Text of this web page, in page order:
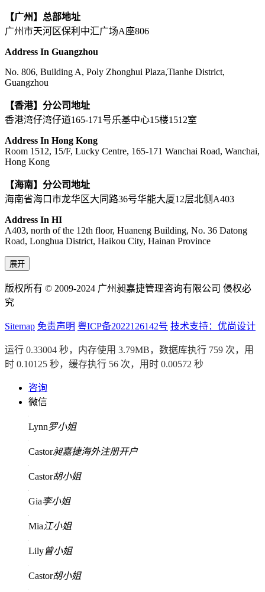
【广州】总部地址
广州市天河区保利中汇广场A座806
Address In Guangzhou
No. 806, Building A, Poly Zhonghui Plaza,Tianhe District,
Guangzhou
【香港】分公司地址
香港湾仔湾仔道165-171号乐基中心15楼1512室
Address In Hong Kong
Room 1512, 15/F, Lucky Centre, 165-171 Wanchai Road, Wanchai,
Hong Kong
【海南】分公司地址
海南省海口市龙华区大同路36号华能大厦12层北侧A403
Address In HI
A403, north of the 12th floor, Huaneng Building, No. 36 Datong
Road, Longhua District, Haikou City, Hainan Province
展开
版权所有 © 2009-2024 广州昶嘉捷管理咨询有限公司 侵权必
究
Sitemap 免责声明 粤ICP备2022126142号 技术支持：优尚设计
运行 0.33004 秒，内存使用 3.79MB，数据库执行 759 次，用
时 0.10125 秒，缓存执行 56 次，用时 0.00572 秒
咨询
微信
Lynn罗小姐
Castor昶嘉捷海外注册开户
Castor胡小姐
Gia李小姐
Mia江小姐
Lily曾小姐
Castor胡小姐